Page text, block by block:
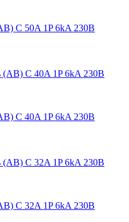
C 50A 1P 6kA 230В
C 40A 1P 6kA 230В
C 32A 1P 6kA 230В